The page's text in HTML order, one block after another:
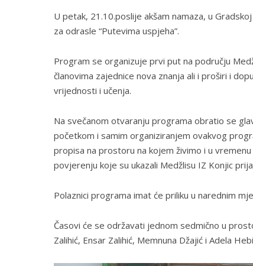
U petak, 21.10.poslije akšam namaza, u
za odrasle “Putevima uspjeha”.
Program se organizuje prvi put na području
članovima zajednice nova znanja ali i proširi i
vrijednosti i učenja.
Na svečanom otvaranju programa obratio se
početkom i samim organiziranjem ovakvog
propisa na prostoru na kojem živimo i u
povjerenju koje su ukazali Medžlisu IZ Konjic
Polaznici programa imat će priliku u narednim
Časovi će se održavati jednom sedmično u
Zalihić, Ensar Zalihić, Memnuna Džajić i Adela